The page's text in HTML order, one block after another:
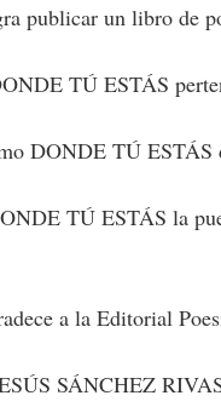
publicar un libro de
TÚ ESTÁS
DONDE TÚ
TÚ ESTÁS la
a la Editorial
SÁNCHEZ